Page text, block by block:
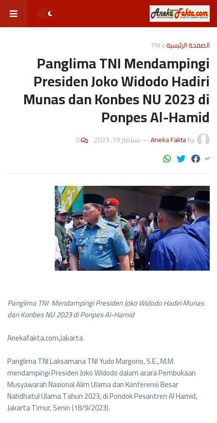
الصفحة الرئيسية TNI
Panglima TNI Mendampingi
Presiden Joko Widodo Hadiri
Munas dan Konbes NU 2023 di
Ponpes Al-Hamid
by
Aneka Fakta
—سبتمبر 19, 2023 0
Panglima TNI Mendampingi Presiden Joko Widodo Hadiri Munas
dan Konbes NU 2023 di Ponpes Al-Hamid
Anekafakta.com,Jakarta
Panglima TNI Laksamana TNI Yudo Margono, S.E., M.M.
mendampingi Presiden Joko Widodo dalam acara Pembukaan
Musyawarah Nasional Alim Ulama dan Konferensi Besar
Nahdhatul Ulama Tahun 2023, di Pondok Pesantren Al Hamid,
Jakarta Timur, Senin (18/9/2023).